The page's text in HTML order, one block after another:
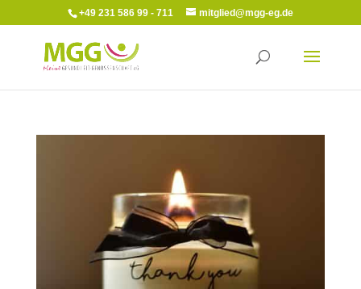
+49 231 586 99 - 711 mitglied@mgg-eg.de